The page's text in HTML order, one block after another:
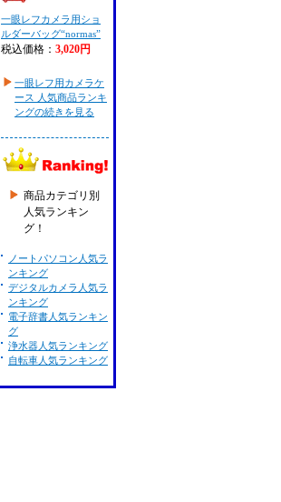
一眼レフカメラ用ショ
ルダーバッグ“normas”
税込価格： 3,020円
一眼レフ用カメラケ
ース 人気商品ランキ
ングの続きを見る
商品カテゴリ別
人気ランキン
グ！
ノートパソコン人気ラ
ンキング
デジタルカメラ人気ラ
ンキング
電子辞書人気ランキン
グ
浄水器人気ランキング
自転車人気ランキング